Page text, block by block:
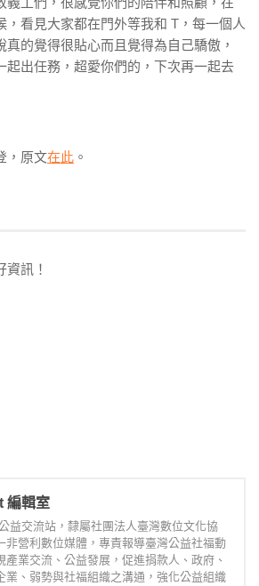
，看見大家都在門外等我和 T，每一個人
的覺得很貼心而且覺得為自己驕傲，
起出任務，超愛你們的，下次再一起去
，原文在此 。
訊！
編輯室
益交流站，隸屬社團法人臺灣數位文化協
非營利數位媒體，專責報導臺灣公益社福動
產業交流、公益發展，促進捐款人、政府、
業、弱勢與社福組織之溝通，強化公益組織